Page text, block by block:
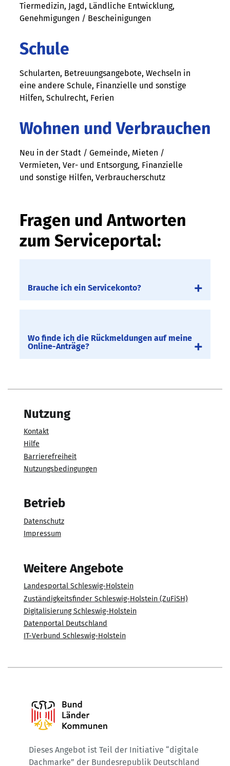
Tiermedizin, Jagd, Ländliche Entwicklung,
Genehmigungen / Bescheinigungen
Schule
Schularten, Betreuungsangebote, Wechseln in
eine andere Schule, Finanzielle und sonstige
Hilfen, Schulrecht, Ferien
Wohnen und Verbrauchen
Neu in der Stadt / Gemeinde, Mieten /
Vermieten, Ver- und Entsorgung, Finanzielle
und sonstige Hilfen, Verbraucherschutz
Fragen und Antworten
zum Serviceportal:
Brauche ich ein Servicekonto?
Wo finde ich die Rückmeldungen auf meine
Online-Anträge?
Nutzung
Kontakt
Hilfe
Barrierefreiheit
Nutzungsbedingungen
Betrieb
Datenschutz
Impressum
Weitere Angebote
Landesportal Schleswig-Holstein
Zuständigkeitsfinder Schleswig-Holstein (ZuFiSH)
Digitalisierung Schleswig-Holstein
Datenportal Deutschland
IT-Verbund Schleswig-Holstein
Dieses Angebot ist Teil der Initiative “digitale
Dachmarke” der Bundesrepublik Deutschland